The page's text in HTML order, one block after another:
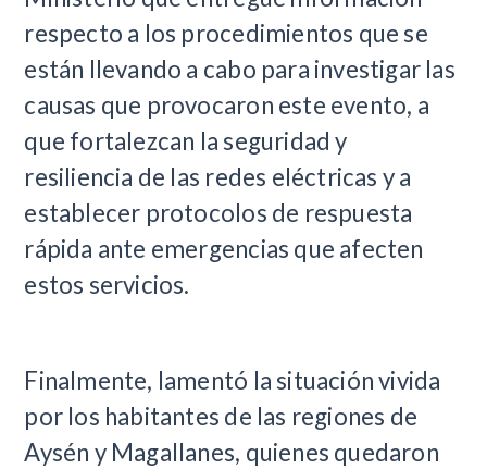
respecto a los procedimientos que se
están llevando a cabo para investigar las
causas que provocaron este evento, a
que fortalezcan la seguridad y
resiliencia de las redes eléctricas y a
establecer protocolos de respuesta
rápida ante emergencias que afecten
estos servicios.
Finalmente, lamentó la situación vivida
por los habitantes de las regiones de
Aysén y Magallanes, quienes quedaron